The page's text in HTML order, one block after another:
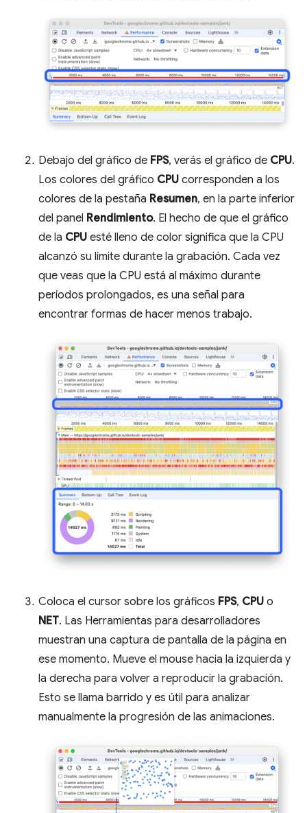
Debajo del gráfico de FPS, verás el gráfico de CPU.
Los colores del gráfico CPU corresponden a los
colores de la pestaña Resumen, en la parte inferior
del panel Rendimiento. El hecho de que el gráfico
de la CPU esté lleno de color significa que la CPU
alcanzó su límite durante la grabación. Cada vez
que veas que la CPU está al máximo durante
períodos prolongados, es una señal para
encontrar formas de hacer menos trabajo.
Coloca el cursor sobre los gráficos FPS, CPU o
NET. Las Herramientas para desarrolladores
muestran una captura de pantalla de la página en
ese momento. Mueve el mouse hacia la izquierda y
la derecha para volver a reproducir la grabación.
Esto se llama barrido y es útil para analizar
manualmente la progresión de las animaciones.